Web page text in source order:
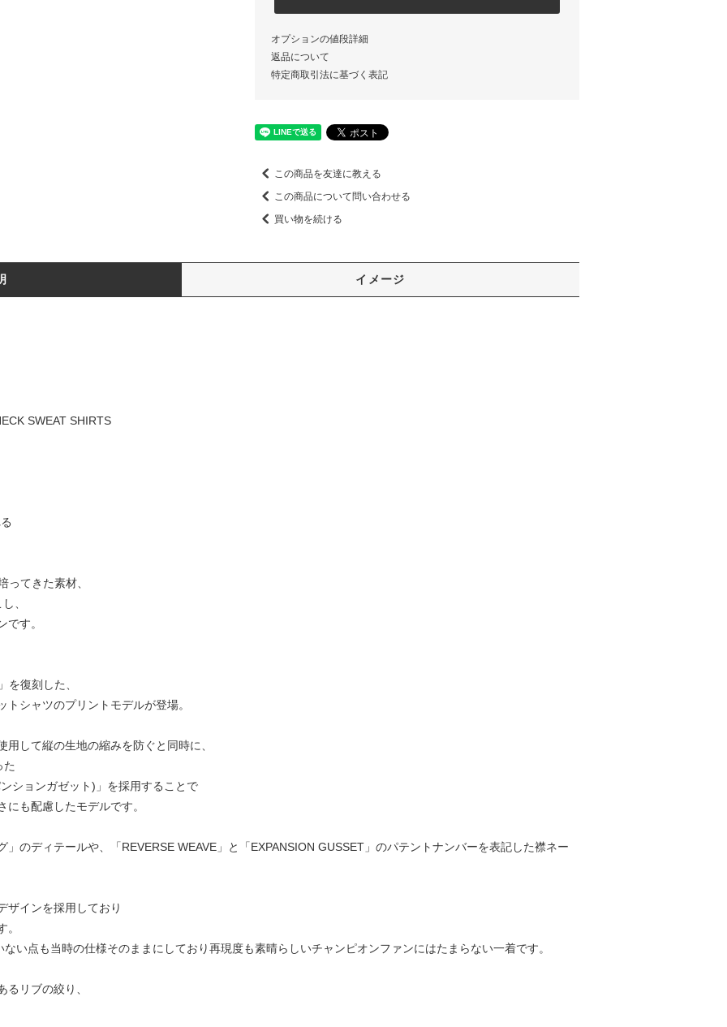
オプションの値段詳細
返品について
特定商取引法に基づく表記
この商品を友達に教える
この商品について問い合わせる
買い物を続ける
イメージ
SWEAT SHIRTS
ってきた素材、
、
す。
を復刻した、
シャツのプリントモデルが登場。
して縦の生地の縮みを防ぐと同時に、
た
ションガゼット)」を採用することで
も配慮したモデルです。
のディテールや、「REVERSE WEAVE」と「EXPANSION GUSSET」のパテントナンバーを表記した襟ネー
ザインを採用しており
い点も当時の仕様そのままにしており再現度も素晴らしいチャンピオンファンにはたまらない一着です。
リブの絞り、